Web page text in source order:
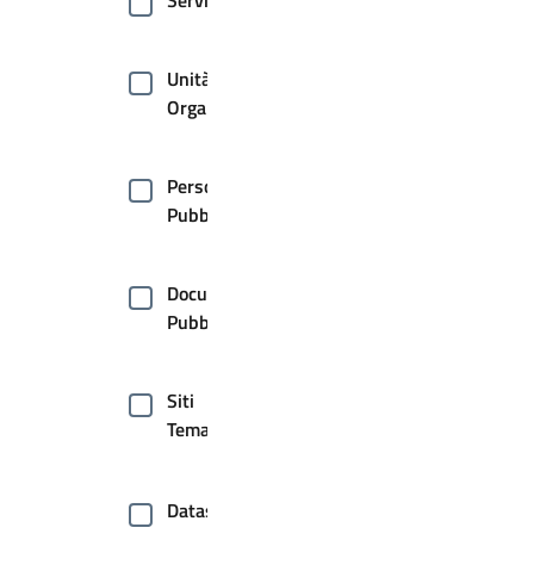
Unità
Organizzative
Persone
Pubbliche
Documenti
Pubblici
Siti
Tematici
Dataset